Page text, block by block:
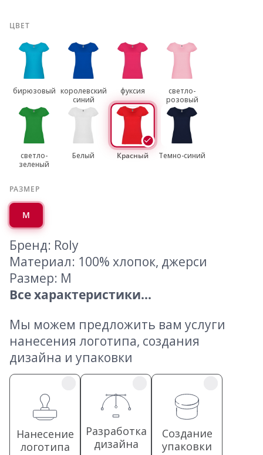
ЦВЕТ
бирюзовый королевский
синий
фуксия
светло-
розовый
светло-
зеленый
Белый Красный Темно-синий
РАЗМЕР
M
Бренд: Roly
Материал: 100% хлопок, джерси
Размер: M
Все характеристики...
Мы можем предложить вам услуги
нанесения логотипа, создания
дизайна и упаковки
Нанесение
логотипа
Разработка
дизайна
Создание
упаковки